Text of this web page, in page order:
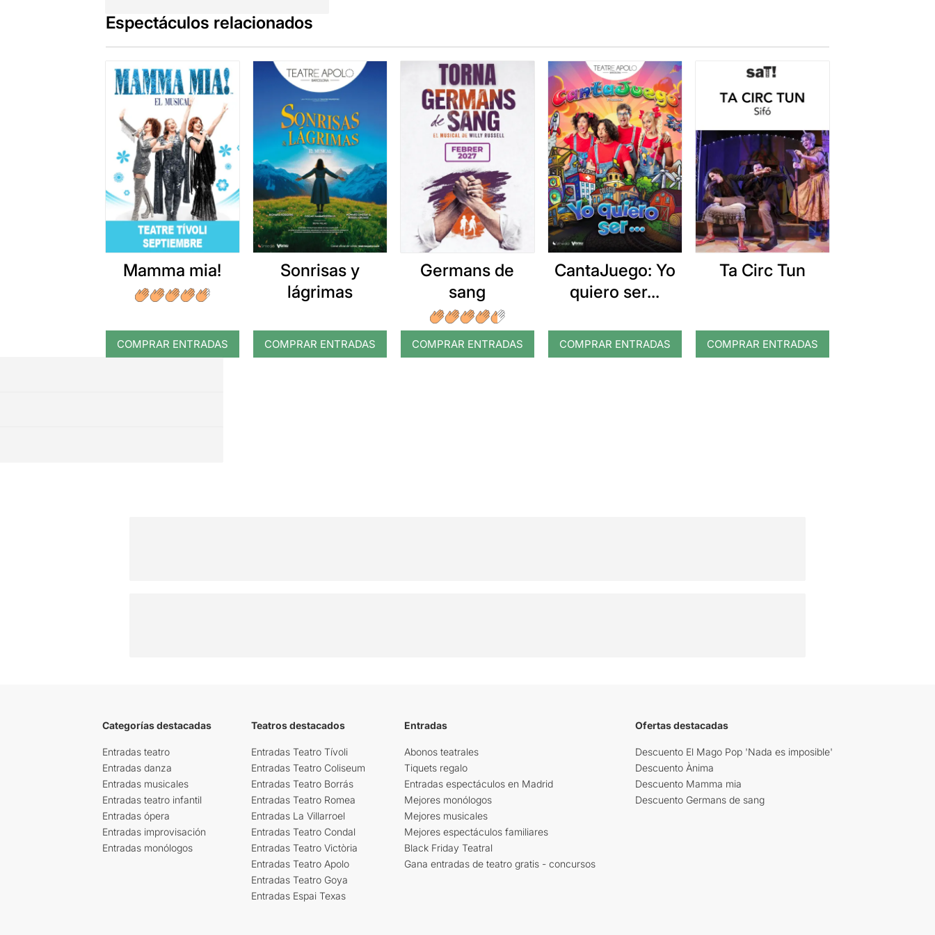
Espectáculos relacionados
Mamma mia!
COMPRAR ENTRADAS
Sonrisas y
lágrimas
COMPRAR ENTRADAS
Germans de
sang
COMPRAR ENTRADAS
CantaJuego: Yo
quiero ser...
COMPRAR ENTRADAS
Ta Circ Tun
COMPRAR ENTRADAS
Categorías destacadas
Entradas teatro
Entradas danza
Entradas musicales
Entradas teatro infantil
Entradas ópera
Entradas improvisación
Entradas monólogos
Teatros destacados
Entradas Teatro Tívoli
Entradas Teatro Coliseum
Entradas Teatro Borrás
Entradas Teatro Romea
Entradas La Villarroel
Entradas Teatro Condal
Entradas Teatro Victòria
Entradas Teatro Apolo
Entradas Teatro Goya
Entradas Espai Texas
Entradas
Abonos teatrales
Tiquets regalo
Entradas espectáculos en Madrid
Mejores monólogos
Mejores musicales
Mejores espectáculos familiares
Black Friday Teatral
Gana entradas de teatro gratis - concursos
Ofertas destacadas
Descuento El Mago Pop 'Nada es imposible'
Descuento Ànima
Descuento Mamma mia
Descuento Germans de sang